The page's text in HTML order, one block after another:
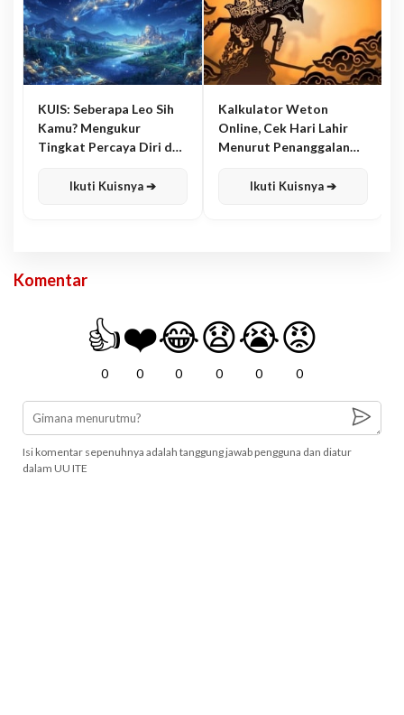
KUIS: Seberapa Leo Sih
Kamu? Mengukur
Tingkat Percaya Diri dan
Ikuti Kuisnya ➔
Kalkulator Weton
Online, Cek Hari Lahir
Menurut Penanggalan
Ikuti Kuisnya ➔
Komentar
👍
0
❤️
0
😂
0
😧
0
😭
0
😡
0
Isi komentar sepenuhnya adalah tanggung jawab pengguna dan diatur
dalam UU ITE